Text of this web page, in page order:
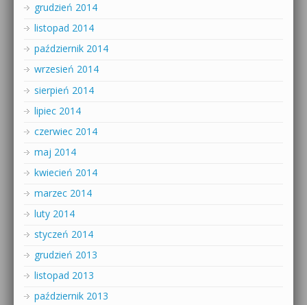
grudzień 2014
listopad 2014
październik 2014
wrzesień 2014
sierpień 2014
lipiec 2014
czerwiec 2014
maj 2014
kwiecień 2014
marzec 2014
luty 2014
styczeń 2014
grudzień 2013
listopad 2013
październik 2013